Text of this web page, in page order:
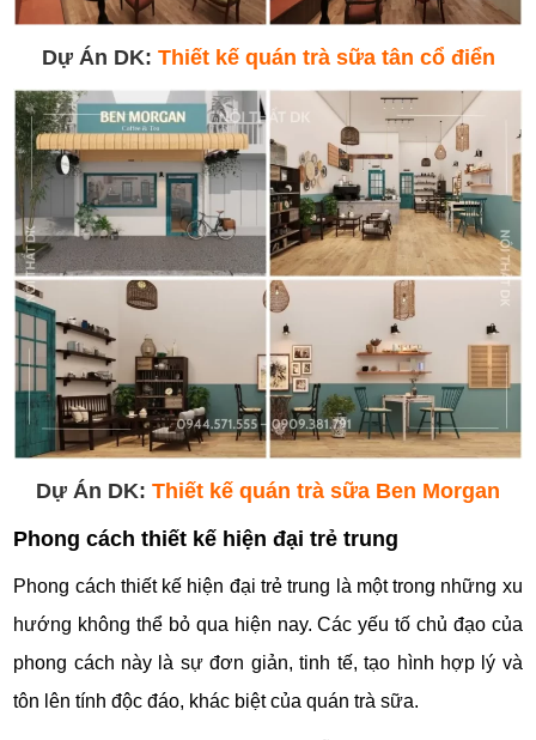
Dự Án DK: Thiết kế quán trà sữa tân cổ điển
Dự Án DK: Thiết kế quán trà sữa Ben Morgan
Phong cách thiết kế hiện đại trẻ trung
Phong cách thiết kế hiện đại trẻ trung là một trong những xu
hướng không thể bỏ qua hiện nay. Các yếu tố chủ đạo của
phong cách này là sự đơn giản, tinh tế, tạo hình hợp lý và
tôn lên tính độc đáo, khác biệt của quán trà sữa.